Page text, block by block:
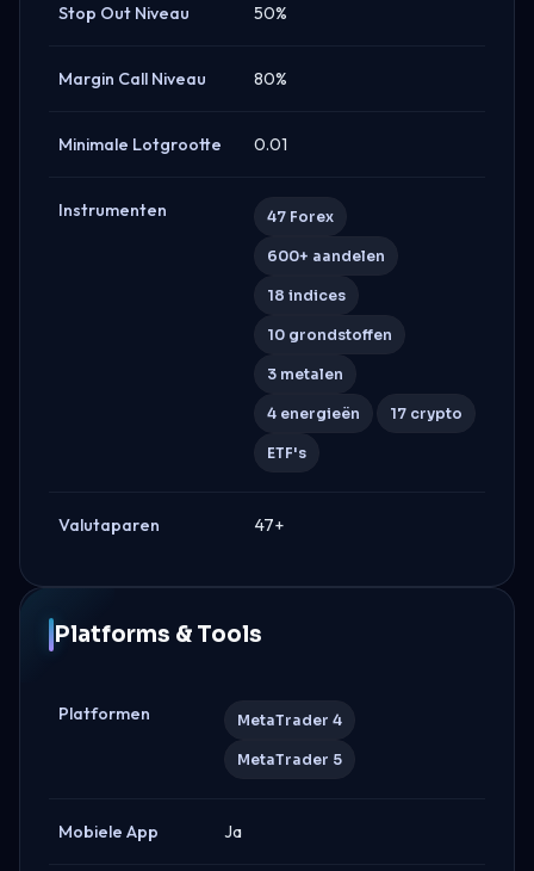
Stop Out Niveau 50%
Margin Call Niveau 80%
Minimale Lotgrootte 0.01
Instrumenten 47 Forex
600+ aandelen
18 indices
10 grondstoffen
3 metalen
4 energieën 17 crypto
ETF's
Valutaparen 47+
Platforms & Tools
Platformen MetaTrader 4
MetaTrader 5
Mobiele App Ja